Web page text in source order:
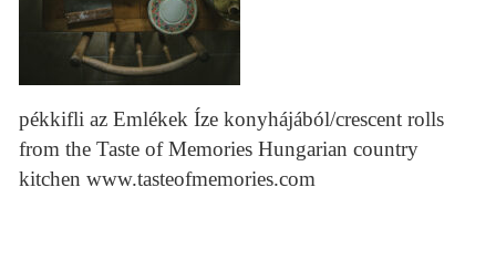
pékkifli az Emlékek Íze konyhájából/crescent rolls
from the Taste of Memories Hungarian country
kitchen www.tasteofmemories.com